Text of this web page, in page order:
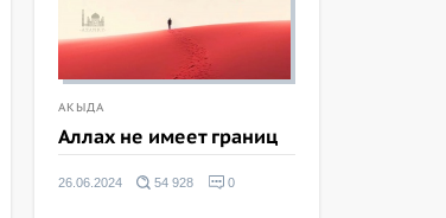
АКЫДА
Аллах не имеет границ
26.06.2024 54 928 0